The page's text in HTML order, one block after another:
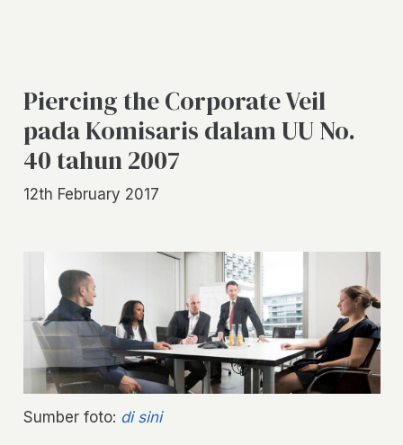
Piercing the Corporate Veil
pada Komisaris dalam UU No.
40 tahun 2007
12th February 2017
Sumber foto: di sini